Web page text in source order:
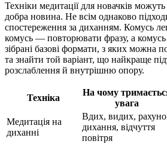
Техніки медитації для новачків
добра новина. Не всім однаково
спостереження за диханням. Комусь
комусь — повторювати фразу, а
зібрані базові формати, з яких можна
та знайти той варіант, що найкраще
розслаблення й внутрішню опору.
Техніка
На чому
увага
Медитація на
диханні
Вдих, видих,
дихання, відчуття
повітря